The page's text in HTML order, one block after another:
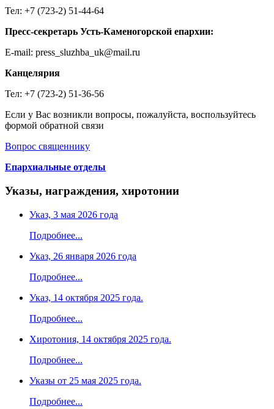
Тел: +7 (723-2) 51-44-64
Пресс-секретарь Усть-Каменогорской епархии:
E-mail: press_sluzhba_uk@mail.ru
Канцелярия
Тел: +7 (723-2) 51-36-56
Если у Вас возникли вопросы, пожалуйста, воспользуйтесь
формой обратной связи
Вопрос священнику
Епархиальные отделы
Указы, награждения, хиротонии
Указ, 3 мая 2026 года
Подробнее...
Указ, 26 января 2026 года
Подробнее...
Указ, 14 октября 2025 года.
Подробнее...
Хиротония, 14 октября 2025 года.
Подробнее...
Указы от 25 мая 2025 года.
Подробнее...